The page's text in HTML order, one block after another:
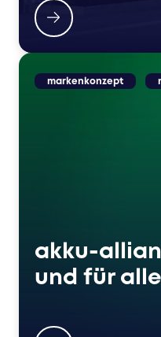
markenkonzept
akku-
und für alle